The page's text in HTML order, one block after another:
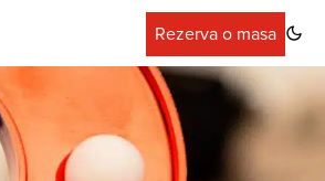
Rezerva o masa